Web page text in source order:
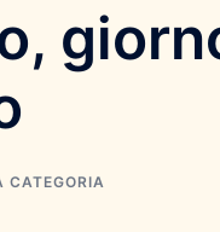
CATEGORIA